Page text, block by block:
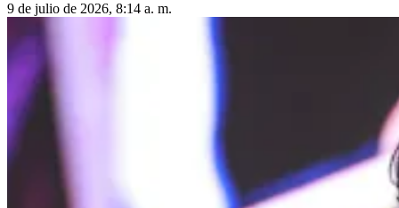
9 de julio de 2026, 8:14 a. m.